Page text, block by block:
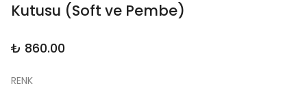
Kutusu (Soft ve Pembe)
₺ 860.00
RENK